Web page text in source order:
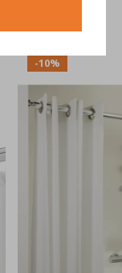
-10%